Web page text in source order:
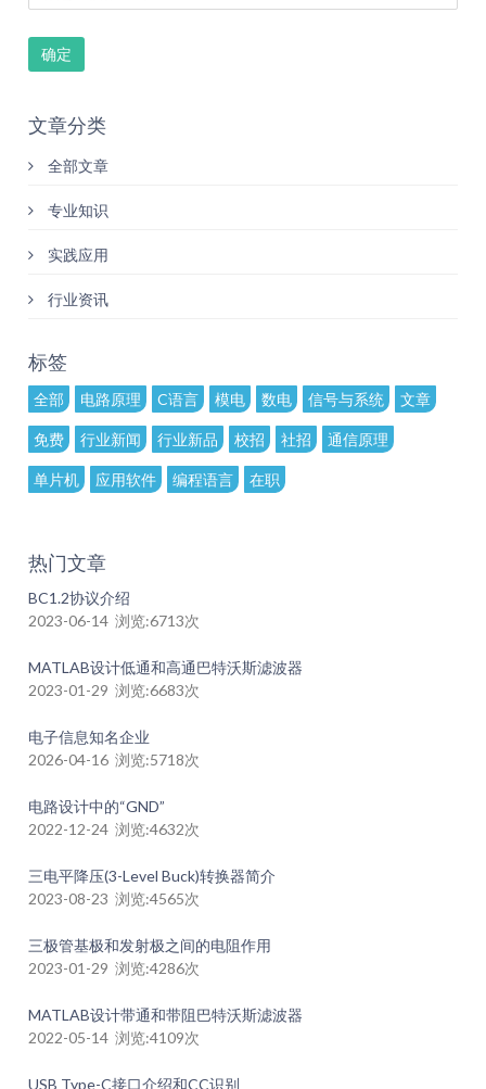
确定
文章分类
全部文章
专业知识
实践应用
行业资讯
标签
全部 电路原理 C语言 模电 数电 信号与系统 文章
免费 行业新闻 行业新品 校招 社招 通信原理
单片机 应用软件 编程语言 在职
热门文章
BC1.2协议介绍
2023-06-14 浏览:6713次
MATLAB设计低通和高通巴特沃斯滤波器
2023-01-29 浏览:6683次
电子信息知名企业
2026-04-16 浏览:5718次
电路设计中的“GND”
2022-12-24 浏览:4632次
三电平降压(3-Level Buck)转换器简介
2023-08-23 浏览:4565次
三极管基极和发射极之间的电阻作用
2023-01-29 浏览:4286次
MATLAB设计带通和带阻巴特沃斯滤波器
2022-05-14 浏览:4109次
USB Type-C接口介绍和CC识别